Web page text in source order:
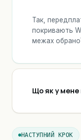
Так,
покривають
межах
Що як у мене
НАСТУПНИЙ КРОК